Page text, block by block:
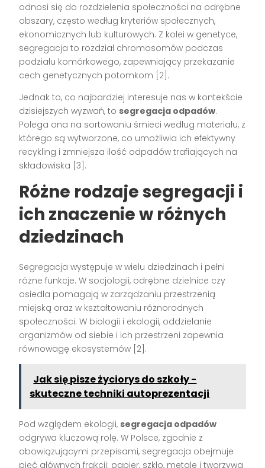
odnosi się do rozdzielenia społeczności na odrębne
obszary, często według kryteriów społecznych,
ekonomicznych lub kulturowych. Z kolei w genetyce,
segregacja to rozdział chromosomów podczas
podziału komórkowego, zapewniający przekazanie
cech genetycznych potomkom [2].
Jednak to, co najbardziej interesuje nas w kontekście
dzisiejszych wyzwań, to segregacja odpadów.
Polega ona na sortowaniu śmieci według materiału, z
którego są wytworzone, co umożliwia ich efektywny
recykling i zmniejsza ilość odpadów trafiających na
składowiska [3].
Różne rodzaje segregacji i
ich znaczenie w różnych
dziedzinach
Segregacja występuje w wielu dziedzinach i pełni
różne funkcje. W socjologii, odrębne dzielnice czy
osiedla pomagają w zarządzaniu przestrzenią
miejską oraz w kształtowaniu różnorodnych
społeczności. W biologii i ekologii, oddzielanie
organizmów od siebie i ich przestrzeni zapewnia
równowagę ekosystemów [2].
Jak się pisze życiorys do szkoły -
skuteczne techniki autoprezentacji
Pod względem ekologii, segregacja odpadów
odgrywa kluczową rolę. W Polsce, zgodnie z
obowiązującymi przepisami, segregacja obejmuje
pięć głównych frakcji: papier, szkło, metale i tworzywa